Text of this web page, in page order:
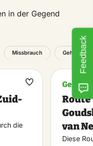
in der Gegend
Missbrauch Gehen
die
Maak
Gehen
van
Diese
Feedback